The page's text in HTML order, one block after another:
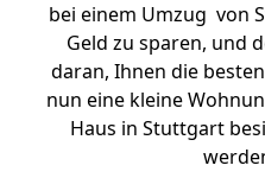
bei einem Umzug von
Geld zu sparen, und
daran, Ihnen die
nun eine kleine
Haus in Stuttgart